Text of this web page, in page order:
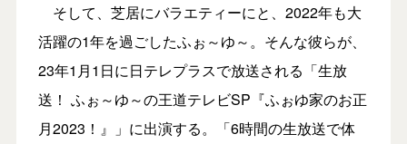
そして、芝居にバラエティーにと、2022年も大
活躍の1年を過ごしたふぉ～ゆ～。そんな彼らが、
23年1月1日に日テレプラスで放送される「生放
送！ ふぉ～ゆ～の王道テレビSP『ふぉゆ家のお正
月2023！』」に出演する。「6時間の生放送で体